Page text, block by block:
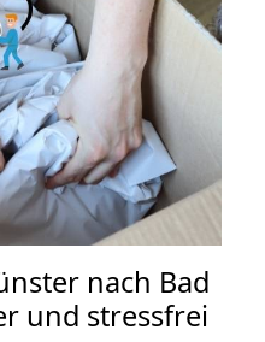
nach Bad
und stressfrei